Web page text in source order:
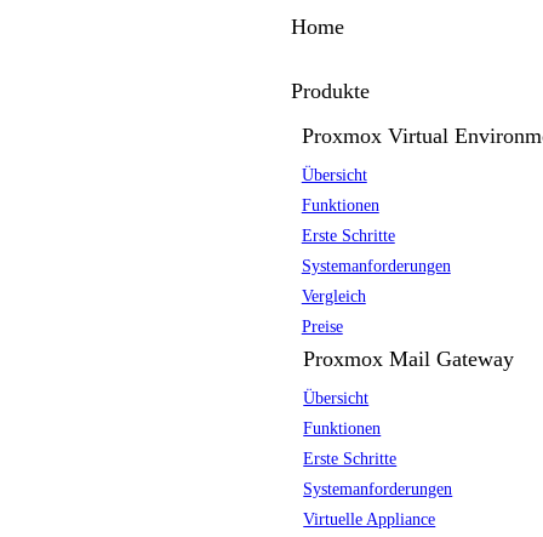
Home
Produkte
Proxmox Virtual
Übersicht
Funktionen
Erste Schritte
Systemanforderungen
Vergleich
Preise
Proxmox Mail Gateway
Übersicht
Funktionen
Erste Schritte
Systemanforderungen
Virtuelle Appliance